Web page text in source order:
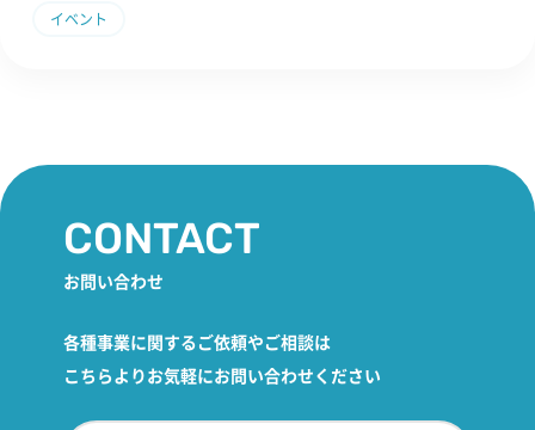
イベント
CONTACT
お問い合わせ
各種事業に関するご依頼やご相談は
こちらよりお気軽にお問い合わせください